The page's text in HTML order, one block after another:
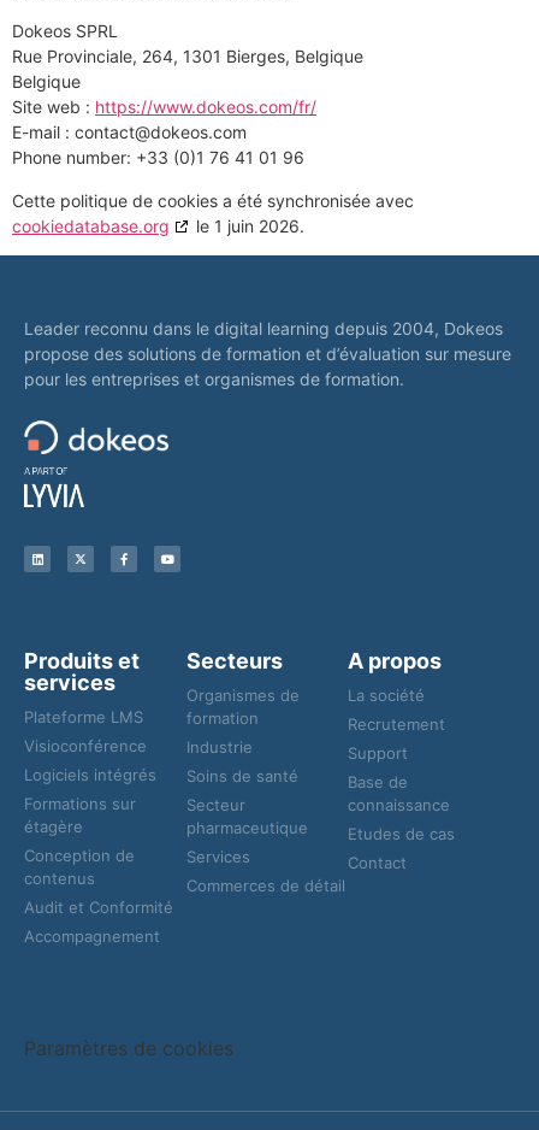
Dokeos SPRL
Rue Provinciale, 264, 1301 Bierges, Belgique
Belgique
Site web : https://www.dokeos.com/fr/
E-mail : contact@dokeos.com
Phone number: +33 (0)1 76 41 01 96
Cette politique de cookies a été synchronisée avec
cookiedatabase.org
le 1 juin 2026.
Leader reconnu dans le digital learning depuis 2004, Dokeos
propose des solutions de formation et d’évaluation sur mesure
pour les entreprises et organismes de formation.
Produits et
services
Plateforme LMS
Visioconférence
Logiciels intégrés
Formations sur
étagère
Conception de
contenus
Audit et Conformité
Accompagnement
Secteurs
Organismes de
formation
Industrie
Soins de santé
Secteur
pharmaceutique
Services
Commerces de détail
A propos
La société
Recrutement
Support
Base de
connaissance
Etudes de cas
Contact
Paramètres de cookies